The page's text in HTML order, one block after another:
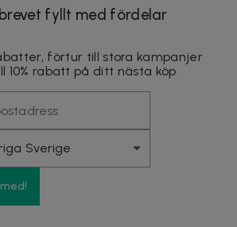
fyllt med fördelar
förtur till stora kampanjer
10% rabatt på ditt nästa köp